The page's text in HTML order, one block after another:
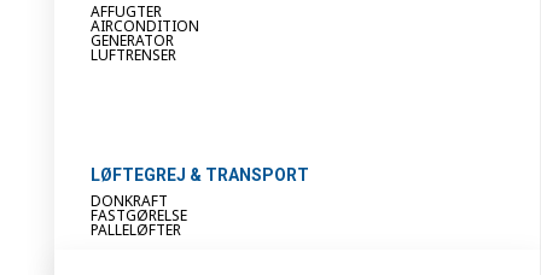
AFFUGTER
AIRCONDITION
GENERATOR
LUFTRENSER
LØFTEGREJ & TRANSPORT
DONKRAFT
FASTGØRELSE
PALLELØFTER